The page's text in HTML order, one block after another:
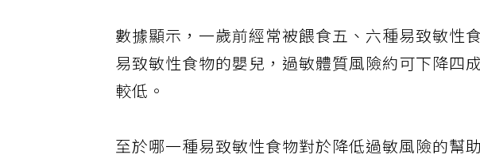
數據顯示，一歲前經常被餵食五、六種易致敏性
易致敏性食物的嬰兒，過敏體質風險約可下降四
較低。
至於哪一種易致敏性食物對於降低過敏風險的幫